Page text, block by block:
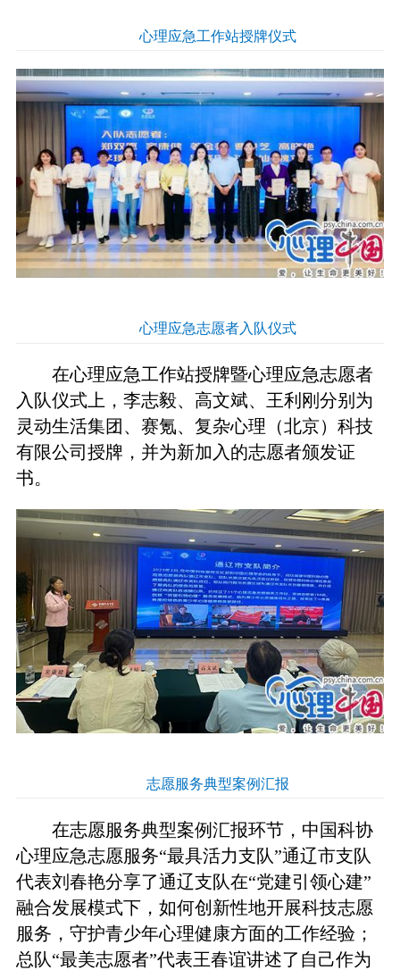
心理应急工作站授牌仪式
心理应急志愿者入队仪式
在心理应急工作站授牌暨心理应急志愿者
入队仪式上，李志毅、高文斌、王利刚分别为
灵动生活集团、赛氪、复杂心理（北京）科技
有限公司授牌，并为新加入的志愿者颁发证
书。
志愿服务典型案例汇报
在志愿服务典型案例汇报环节，中国科协
心理应急志愿服务“最具活力支队”通辽市支队
代表刘春艳分享了通辽支队在“党建引领心建”
融合发展模式下，如何创新性地开展科技志愿
服务，守护青少年心理健康方面的工作经验；
总队“最美志愿者”代表王春谊讲述了自己作为